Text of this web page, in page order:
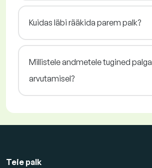
Kuidas läbi rääkida parem palk?
Millistele andmetele tugined palga
arvutamisel?
Teie palk